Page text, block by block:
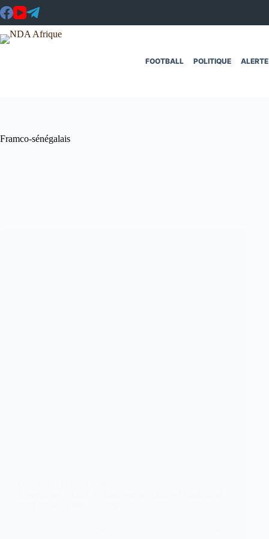
Passer
au
contenu
FOOTBALL POLITIQUE ALERTE
Framco-sénégalais